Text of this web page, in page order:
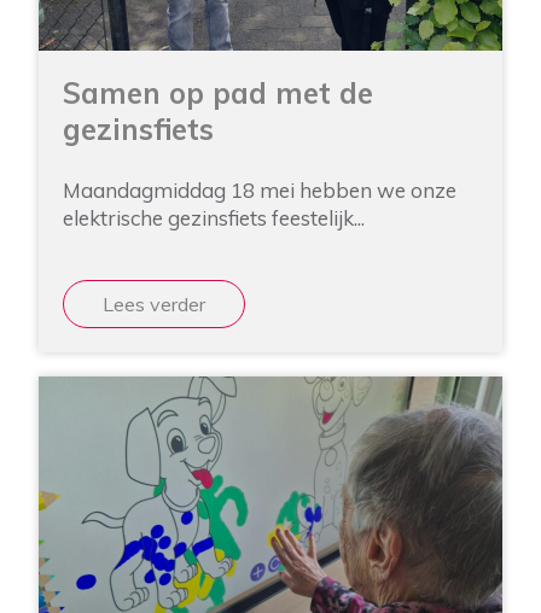
Samen op pad met de
gezinsfiets
Maandagmiddag 18 mei hebben we onze
elektrische gezinsfiets feestelijk...
Lees verder